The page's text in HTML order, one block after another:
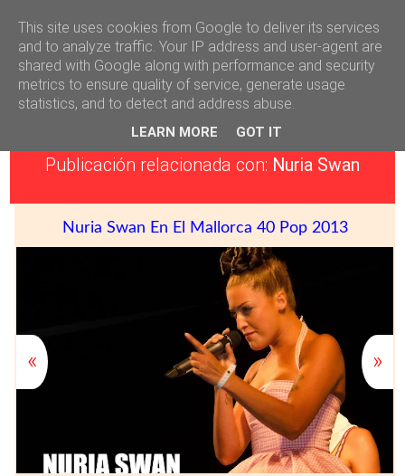
Héctor Falagán De Cabo
Página en remodelación
pueden estar fuera de funcionamiento !
Publicación relacionada con: Nuria Swan
Nuria Swan En El Mallorca 40 Pop 2013
« »
This site uses cookies from Google to deliver its services
and to analyze traffic. Your IP address and user-agent are
shared with Google along with performance and security
metrics to ensure quality of service, generate usage
statistics, and to detect and address abuse.
LEARN MORE GOT IT